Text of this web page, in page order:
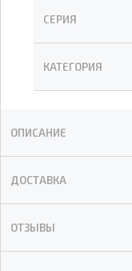
СЕРИЯ
КАТЕГОРИЯ
ОПИСАНИЕ
ДОСТАВКА
ОТЗЫВЫ